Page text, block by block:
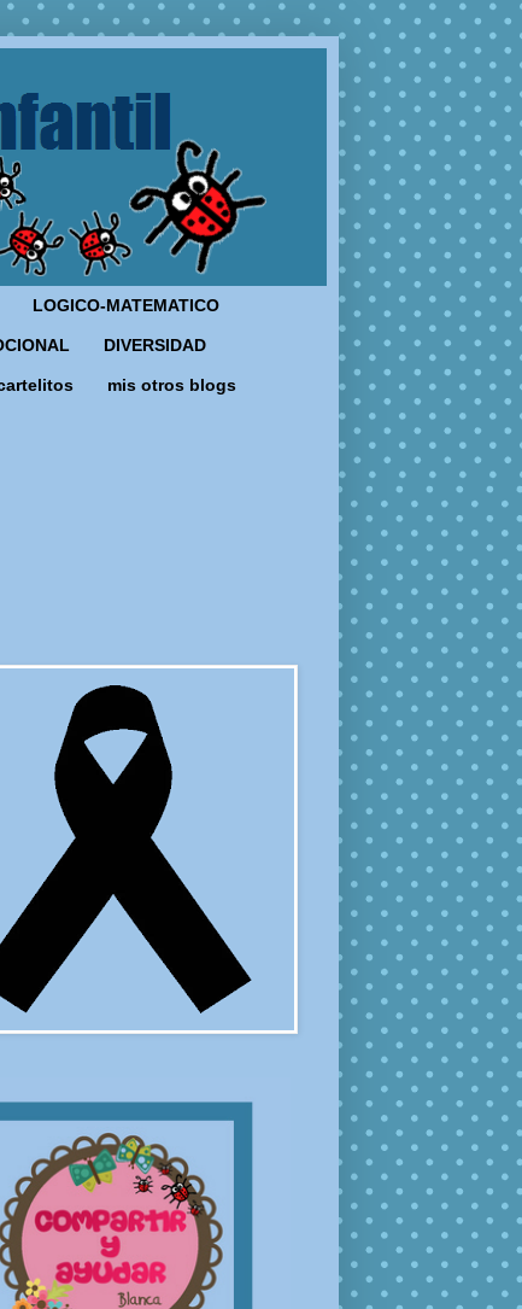
LOGICO-MATEMATICO
DIVERSIDAD
mis otros blogs